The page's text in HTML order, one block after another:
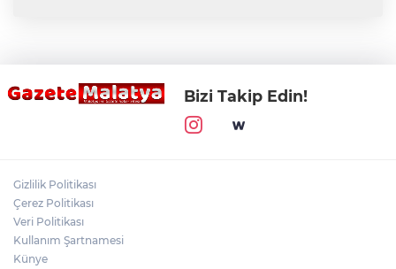
Bizi Takip Edin!
Gizlilik Politikası
Çerez Politikası
Veri Politikası
Kullanım Şartnamesi
Künye